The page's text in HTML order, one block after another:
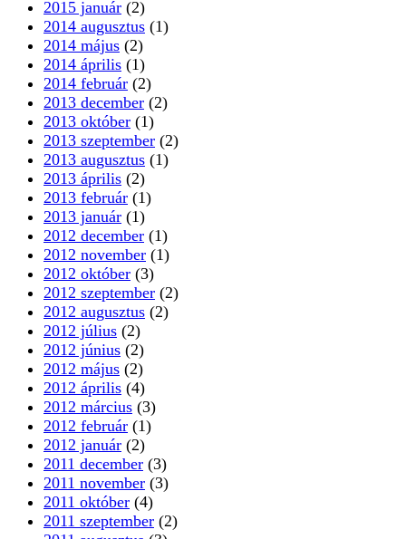
2015 január (2)
2014 augusztus (1)
2014 május (2)
2014 április (1)
2014 február (2)
2013 december (2)
2013 október (1)
2013 szeptember (2)
2013 augusztus (1)
2013 április (2)
2013 február (1)
2013 január (1)
2012 december (1)
2012 november (1)
2012 október (3)
2012 szeptember (2)
2012 augusztus (2)
2012 július (2)
2012 június (2)
2012 május (2)
2012 április (4)
2012 március (3)
2012 február (1)
2012 január (2)
2011 december (3)
2011 november (3)
2011 október (4)
2011 szeptember (2)